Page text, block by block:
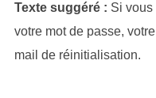
Texte suggéré : Si
votre mot de passe,
mail de réinitialisation.